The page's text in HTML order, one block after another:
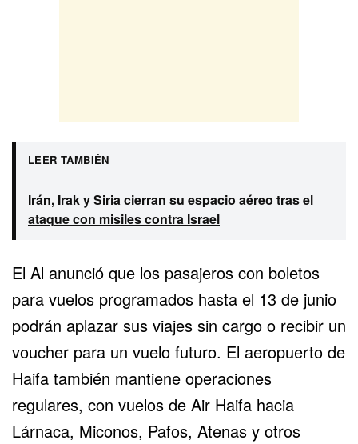
LEER TAMBIÉN
Irán, Irak y Siria cierran su espacio aéreo tras el
ataque con misiles contra Israel
El Al anunció que los pasajeros con boletos
para vuelos programados hasta el 13 de junio
podrán aplazar sus viajes sin cargo o recibir un
voucher para un vuelo futuro. El aeropuerto de
Haifa también mantiene operaciones
regulares, con vuelos de Air Haifa hacia
Lárnaca, Miconos, Pafos, Atenas y otros